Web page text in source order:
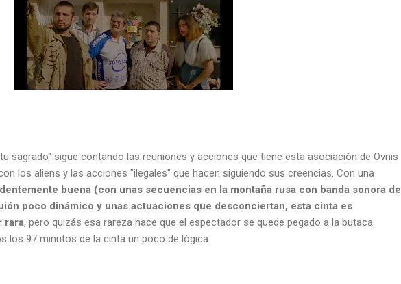
sagrado" sigue contando las reuniones y acciones que tiene esta asociación de Ovnis
los aliens y las acciones "ilegales" que hacen siguiendo sus creencias. Con una
buena (con unas secuencias en la montaña rusa con banda sonora de
poco dinámico y unas actuaciones que desconciertan, esta cinta es
rara, pero quizás esa rareza hace que el espectador se quede pegado a la butaca
los 97 minutos de la cinta un poco de lógica.